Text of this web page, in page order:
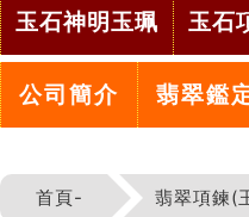
玉石神明玉珮 玉石
公司簡介 翡翠鑑
首頁- 翡翠項鍊(